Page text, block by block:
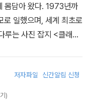
몸담아 왔다. 1973년까
일했으며, 세계 최초로
루는 사진 잡지 <클래식
저자파일 신간알림 신청
)